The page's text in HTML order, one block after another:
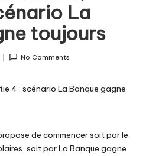
La
toujours
No Comments
de commencer soit par le
soit par La Banque gagne